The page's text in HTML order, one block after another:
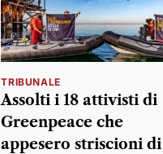
TRIBUNALE
Assolti i 18 attivisti di
Greenpeace che
appesero striscioni di